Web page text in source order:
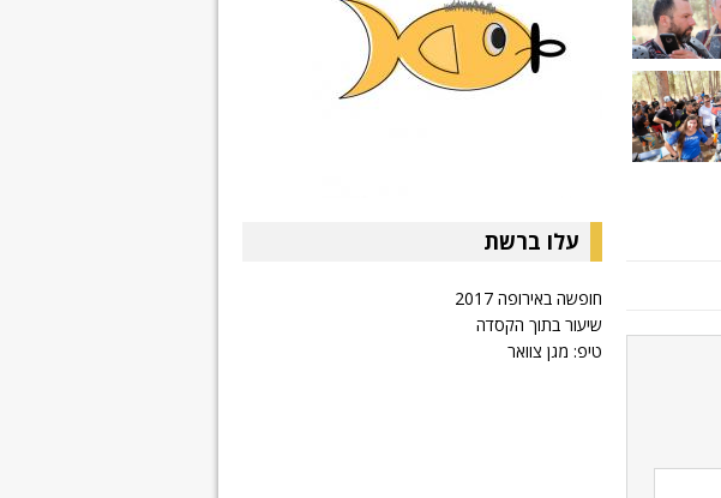
עלו ברשת
חופשה באירופה 2017
שיעור בתוך הקסדה
טיפ: מגן צוואר